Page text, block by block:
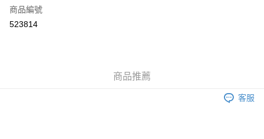
AlipayHK
每筆HK$40.00，滿HK$500.00或以上免運費
商品編號
523814
商品推薦
客服